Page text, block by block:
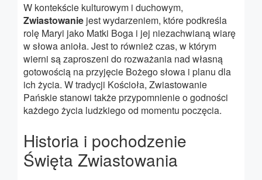
W kontekście kulturowym i duchowym,
Zwiastowanie jest wydarzeniem, które podkreśla
rolę Maryi jako Matki Boga i jej niezachwianą wiarę
w słowa anioła. Jest to również czas, w którym
wierni są zaproszeni do rozważania nad własną
gotowością na przyjęcie Bożego słowa i planu dla
ich życia. W tradycji Kościoła, Zwiastowanie
Pańskie stanowi także przypomnienie o godności
każdego życia ludzkiego od momentu poczęcia.
Historia i pochodzenie
Święta Zwiastowania